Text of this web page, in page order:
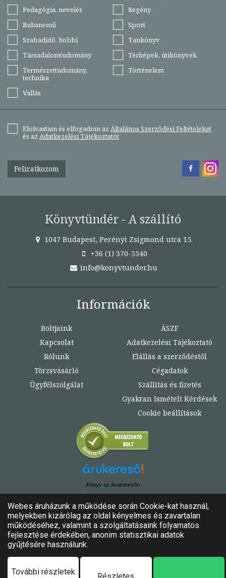
Pedagógia, nevelés
Regény
Ruhanemű
Sport
Szabadidő, hobbi
Tankönyv
Társadalomtudomány
Térképek, útikönyvek
Természettudomány,
technika
Történelem
Vallás
Elolvastam és elfogadom az Általános Szerződési Feltételeket
és az Adatkezelési Tájékoztatót
Feliratkozom
Könyvtündér - A szállító
1047 Budapest, Perényi Zsigmond utca 15.
+36 (1) 370-5540
info@konyvtunder.hu
Információk
Boltjaink
Kapcsolat
Rólunk
Törzsvásárló
Ügyfélszolgálat
ÁSZF
Adatkezelési Tájékoztató
Elállás a szerződéstől
Cégadatok
Szállítás és fizetés
Gyakran Ismételt Kérdések
Cookie beállítások
Könyv az Árukeresőn
Minden jog fenntartva!